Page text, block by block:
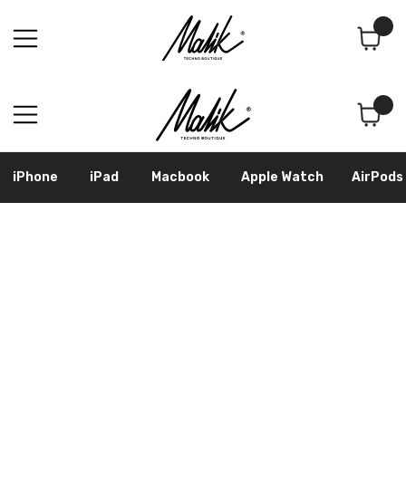
iPhone Apple Watch